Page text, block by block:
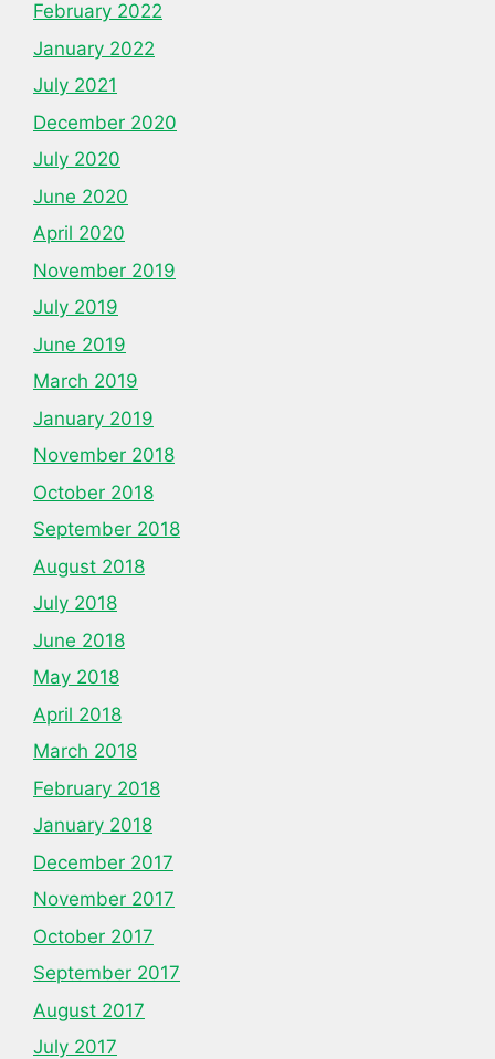
February 2022
January 2022
July 2021
December 2020
July 2020
June 2020
April 2020
November 2019
July 2019
June 2019
March 2019
January 2019
November 2018
October 2018
September 2018
August 2018
July 2018
June 2018
May 2018
April 2018
March 2018
February 2018
January 2018
December 2017
November 2017
October 2017
September 2017
August 2017
July 2017